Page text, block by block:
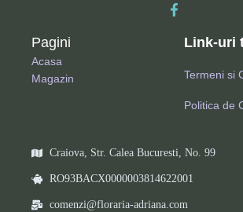
Pagini
Acasa
Magazin
Link-uri
Termeni si
Politica de
Craiova, Str. Calea Bucuresti, No. 99
RO93BACX0000003814622001
comenzi@floraria-adriana.com